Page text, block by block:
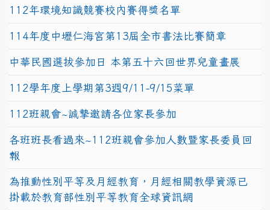
112年環境知識競賽校內賽得獎名單
114年度中壢仁海宮第13屆全市書法比賽簡章
中華民國選拔參加日 本第五十六回世界兒童畫展
112學年度上學期第3週9/11-9/15菜單
112班親會~誠摯邀請各位家長參加
各班班長看過來~112班親會參加人數暨家長委員回
報
為推動性別平等及月經教育，月經相關教學資源已
掛載於教育部性別平等教育全球資訊網